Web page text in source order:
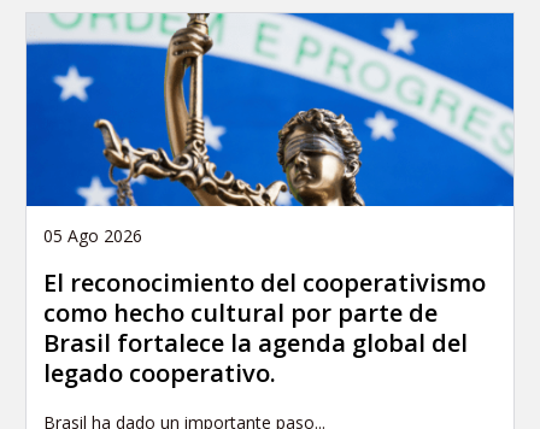
05 Ago 2026
El reconocimiento del cooperativismo
como hecho cultural por parte de
Brasil fortalece la agenda global del
legado cooperativo.
Brasil ha dado un importante paso...